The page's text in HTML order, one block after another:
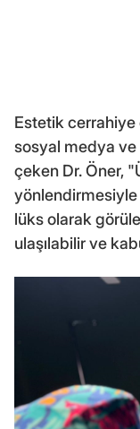
Estetik cerrahiye
sosyal medya
çeken Dr. Öner,
yönlendirmesiyle
lüks olarak
ulaşılabilir ve